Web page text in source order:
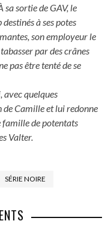
sa sortie de GAV, le
à ses potes
son employeur le
par des crânes
pas être tenté de se
avec quelques
de Camille et lui redonne
de potentats
Valter.
SÉRIE NOIRE